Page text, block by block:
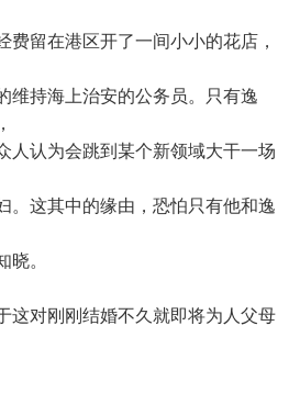
费留在港区开了一间小小的花店，
维持海上治安的公务员。只有逸
人认为会跳到某个新领域大干一场
。这其中的缘由，恐怕只有他和逸
晓。
对刚刚结婚不久就即将为人父母